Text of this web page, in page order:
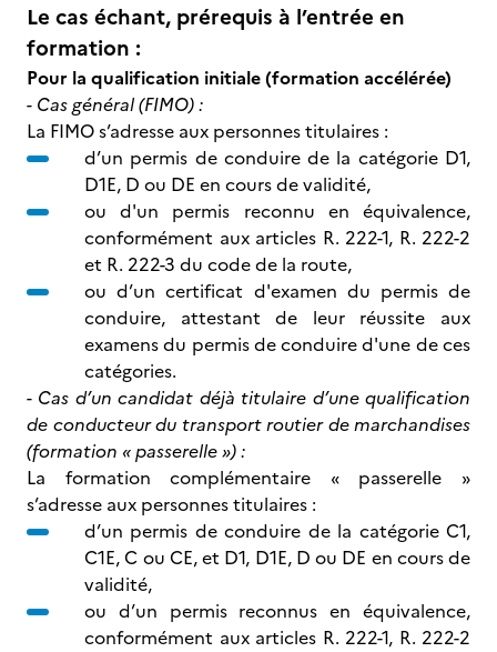
Le cas échant, prérequis à l’entrée en
formation :
Pour la qualification initiale (formation accélérée)
- Cas général (FIMO) :
La FIMO s’adresse aux personnes titulaires :
d’un permis de conduire de la catégorie D1,
D1E, D ou DE en cours de validité,
ou d'un permis reconnu en équivalence,
conformément aux articles R. 222-1, R. 222-2
et R. 222-3 du code de la route,
ou d’un certificat d'examen du permis de
conduire, attestant de leur réussite aux
examens du permis de conduire d'une de ces
catégories.
- Cas d’un candidat déjà titulaire d’une qualification
de conducteur du transport routier de marchandises
(formation « passerelle ») :
La formation complémentaire « passerelle »
s’adresse aux personnes titulaires :
d’un permis de conduire de la catégorie C1,
C1E, C ou CE, et D1, D1E, D ou DE en cours de
validité,
ou d’un permis reconnus en équivalence,
conformément aux articles R. 222-1, R. 222-2